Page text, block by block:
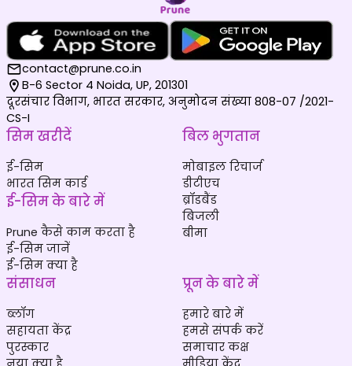
contact@prune.co.in
B-6 Sector 4 Noida, UP, 201301
दूरसंचार विभाग, भारत सरकार, अनुमोदन संख्या 808-07 /2021-
CS-I
सिम खरीदें
ई-सिम
भारत सिम कार्ड
ई-सिम के बारे में
Prune कैसे काम करता है
ई-सिम जानें
ई-सिम क्या है
बिल भुगतान
मोबाइल रिचार्ज
डीटीएच
ब्रॉडबैंड
बिजली
बीमा
संसाधन
ब्लॉग
सहायता केंद्र
पुरस्कार
प्रून के बारे में
हमारे बारे में
हमसे संपर्क करें
समाचार कक्ष